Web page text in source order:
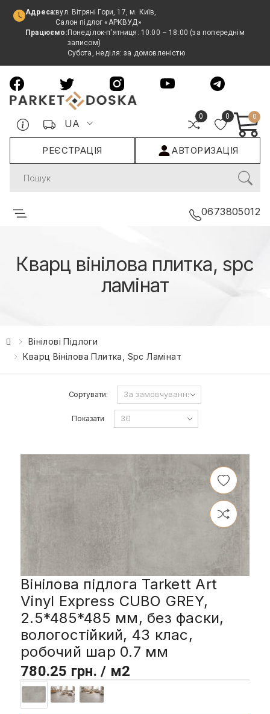
Адреса:вул. Вітряні Гори, 17, м. Київ,
Салон підлог «АРКВУД»
Працюємо: Понеділок-п'ятниця: 10:00 – 18:00 (за попереднім
записом)
Субота, неділя: за домовленістю
UA
0 0 0
РЕЄСТРАЦІЯ АВТОРИЗАЦІЯ
Search
0673805012
Кварц вінілова плитка, spc
ламінат
Вінілові Підлоги
Кварц Вінілова Плитка, Spc Ламінат
Сортувати:
Показати
Вінілова підлога Tarkett Art
Vinyl Express CUBO GREY,
2.5*485*485 мм, без фаски,
вологостійкий, 43 клас,
робочий шар 0.7 мм
780.25 грн. / м2